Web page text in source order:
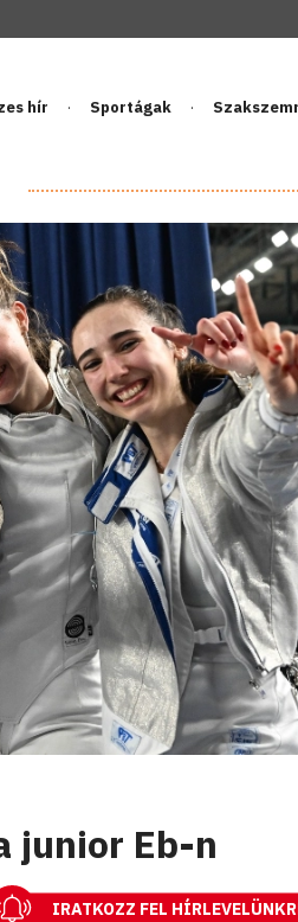
hír Sportágak
junior Eb-n
IRATKOZZ FEL